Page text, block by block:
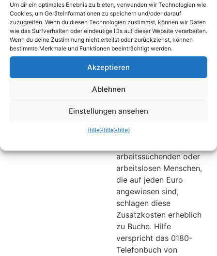
aus, um die Wartezeit
auf den nächsten Zug zu
überbrücken. Wir zeigen,
wie’s funktioniert und an
welchen Bahnhöfen das
kostenlose WLAN-Netz
funktioniert.
Aufrechterhaltung von
zusätzlichen Service-
Dienstleistungen. Aber
auch Behörden, wie zum
Beispiel die Agentur für
Arbeit, nutzen diese
Bisher war jeder darauf
Festnetz-Flatrate, die
Rufnummern zu
arbeitssuchenden oder
arbeitslosen Menschen,
die auf jeden Euro
angewiesen sind,
schlagen diese
Zusatzkosten erheblich
zu Buche. Hilfe
verspricht das 0180-
Telefonbuch von
Um dir ein optimales Erlebnis zu bieten, verwenden wir Technologien wie
Cookies, um Geräteinformationen zu speichern und/oder darauf
zuzugreifen. Wenn du diesen Technologien zustimmst, können wir Daten
wie das Surfverhalten oder eindeutige IDs auf dieser Website verarbeiten.
Wenn du deine Zustimmung nicht erteilst oder zurückziehst, können
bestimmte Merkmale und Funktionen beeinträchtigt werden.
Akzeptieren
Ablehnen
Einstellungen ansehen
{title}{title}{title}